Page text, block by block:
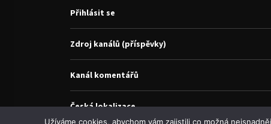
Přihlásit se
Zdroj kanálů (příspěvky)
Kanál komentářů
Česká lokalizace
Užíváme cookies, abychom vám zajistili co možná